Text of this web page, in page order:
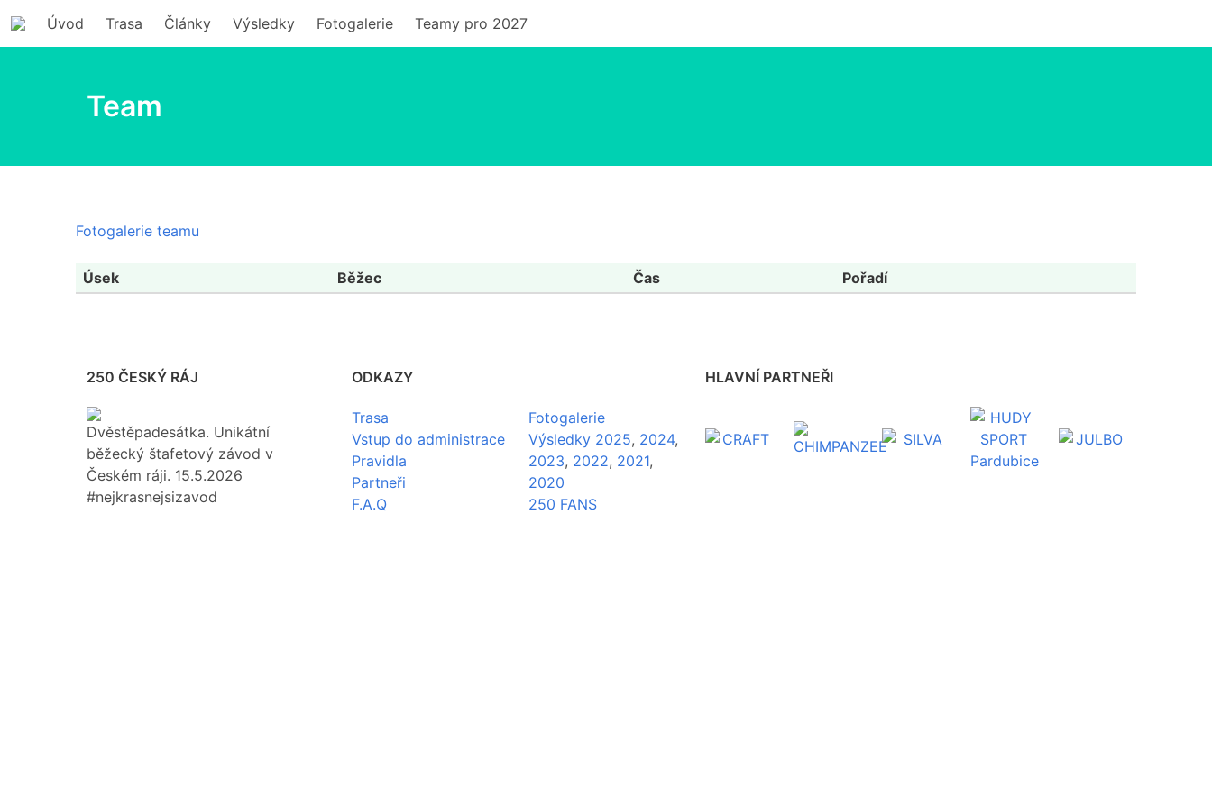
Úvod Trasa Články Výsledky Fotogalerie Teamy pro 2027
Team
Fotogalerie teamu
Úsek Běžec Čas Pořadí
250 ČESKÝ RÁJ
Dvěstěpadesátka. Unikátní
běžecký štafetový závod v
Českém ráji. 15.5.2026
#nejkrasnejsizavod
ODKAZY
Trasa
Vstup do administrace
Pravidla
Partneři
F.A.Q
Fotogalerie
Výsledky 2025, 2024,
2023, 2022, 2021,
2020
250 FANS
HLAVNÍ PARTNEŘI